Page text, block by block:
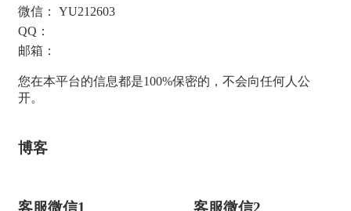
微信： YU212603
QQ：
邮箱：
您在本平台的信息都是100%保密的，不会向任何人公
开。
博客